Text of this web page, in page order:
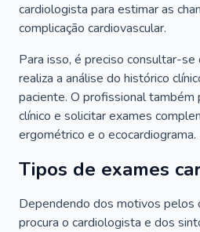
cardiologista para estimar as
complicação cardiovascular.
Para isso, é preciso consultar-
realiza a análise do histórico
paciente. O profissional também
clínico e solicitar exames
ergométrico e o ecocardiograma.
Tipos de exames
Dependendo dos motivos pelos
procura o cardiologista e dos